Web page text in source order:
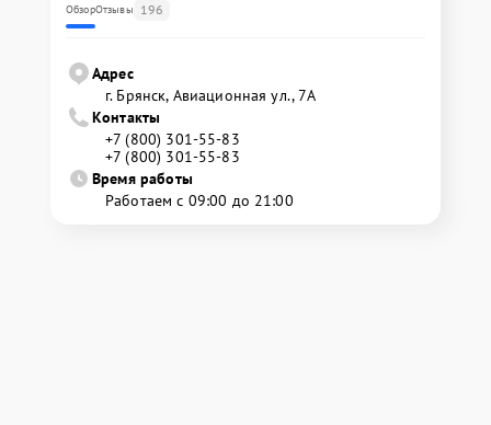
ОбзорОтзывы 196
Адрес
г. Брянск, Авиационная ул., 7А
Контакты
+7 (800) 301-55-83
+7 (800) 301-55-83
Время работы
Работаем с 09:00 до 21:00